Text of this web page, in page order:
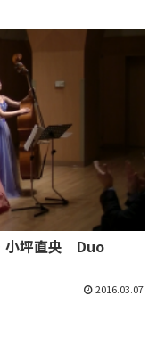
小坪直央 Duo
2016.03.07